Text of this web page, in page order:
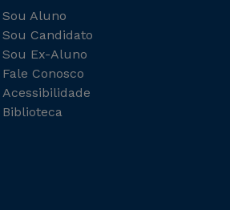
Sou Aluno
Sou Candidato
Sou Ex-Aluno
Fale Conosco
Acessibilidade
Biblioteca